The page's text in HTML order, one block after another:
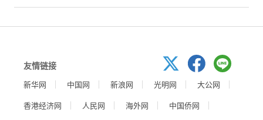
友情链接
新华网 中国网 新浪网 光明网
大公网
香港经济网
人民网 海外网
中国侨网